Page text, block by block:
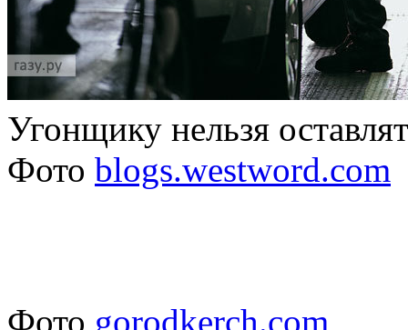
Угонщику нельзя
Фото blogs.westword.com
Фото gorodkerch.com